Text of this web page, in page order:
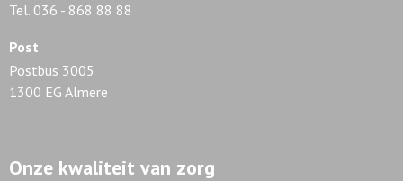
Tel. 036 - 868 88 88
Post
Postbus 3005
1300 EG Almere
Onze kwaliteit van zorg